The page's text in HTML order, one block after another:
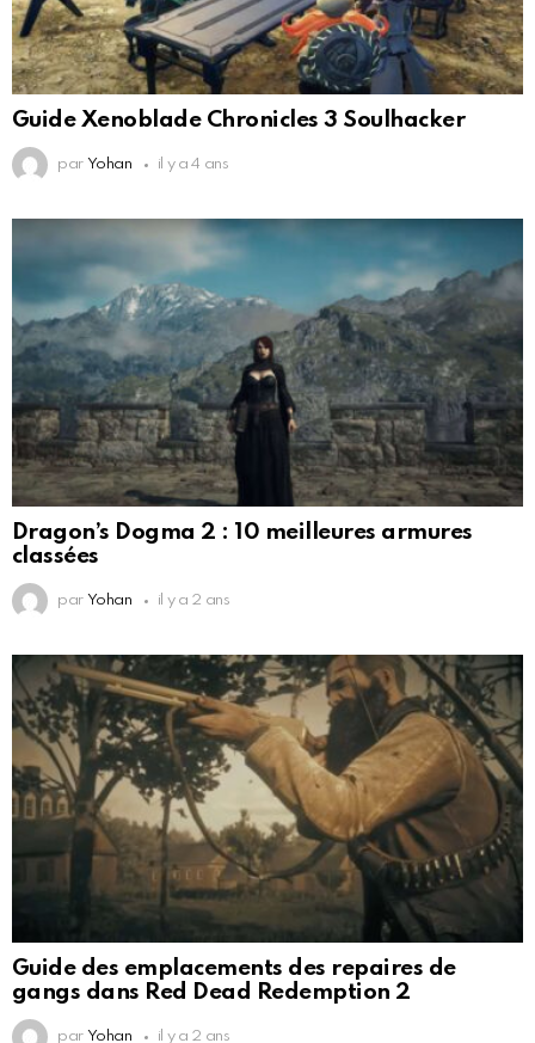
Guide Xenoblade Chronicles 3 Soulhacker
par Yohan il y a 4 ans
Dragon’s Dogma 2 : 10 meilleures armures
classées
par Yohan il y a 2 ans
Guide des emplacements des repaires de
gangs dans Red Dead Redemption 2
par Yohan il y a 2 ans